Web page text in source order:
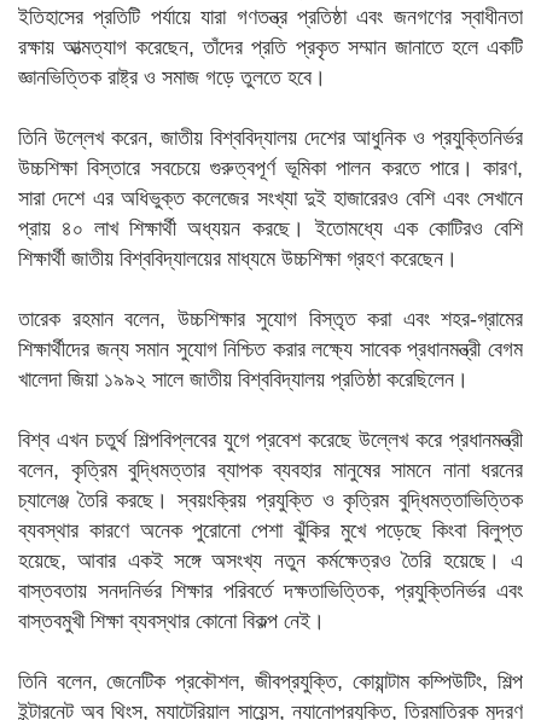
ইতিহাসের প্রতিটি পর্যায়ে যারা গণতন্ত্র প্রতিষ্ঠা এবং জনগণের স্বাধীনতা
রক্ষায় আত্মত্যাগ করেছেন, তাঁদের প্রতি প্রকৃত সম্মান জানাতে হলে একটি
জ্ঞানভিত্তিক রাষ্ট্র ও সমাজ গড়ে তুলতে হবে।
তিনি উল্লেখ করেন, জাতীয় বিশ্ববিদ্যালয় দেশের আধুনিক ও প্রযুক্তিনির্ভর
উচ্চশিক্ষা বিস্তারে সবচেয়ে গুরুত্বপূর্ণ ভূমিকা পালন করতে পারে। কারণ,
সারা দেশে এর অধিভুক্ত কলেজের সংখ্যা দুই হাজারেরও বেশি এবং সেখানে
প্রায় ৪০ লাখ শিক্ষার্থী অধ্যয়ন করছে। ইতোমধ্যে এক কোটিরও বেশি
শিক্ষার্থী জাতীয় বিশ্ববিদ্যালয়ের মাধ্যমে উচ্চশিক্ষা গ্রহণ করেছেন।
তারেক রহমান বলেন, উচ্চশিক্ষার সুযোগ বিস্তৃত করা এবং শহর-গ্রামের
শিক্ষার্থীদের জন্য সমান সুযোগ নিশ্চিত করার লক্ষ্যে সাবেক প্রধানমন্ত্রী বেগম
খালেদা জিয়া ১৯৯২ সালে জাতীয় বিশ্ববিদ্যালয় প্রতিষ্ঠা করেছিলেন।
বিশ্ব এখন চতুর্থ শিল্পবিপ্লবের যুগে প্রবেশ করেছে উল্লেখ করে প্রধানমন্ত্রী
বলেন, কৃত্রিম বুদ্ধিমত্তার ব্যাপক ব্যবহার মানুষের সামনে নানা ধরনের
চ্যালেঞ্জ তৈরি করছে। স্বয়ংক্রিয় প্রযুক্তি ও কৃত্রিম বুদ্ধিমত্তাভিত্তিক
ব্যবস্থার কারণে অনেক পুরোনো পেশা ঝুঁকির মুখে পড়েছে কিংবা বিলুপ্ত
হয়েছে, আবার একই সঙ্গে অসংখ্য নতুন কর্মক্ষেত্রও তৈরি হয়েছে। এ
বাস্তবতায় সনদনির্ভর শিক্ষার পরিবর্তে দক্ষতাভিত্তিক, প্রযুক্তিনির্ভর এবং
বাস্তবমুখী শিক্ষা ব্যবস্থার কোনো বিকল্প নেই।
তিনি বলেন, জেনেটিক প্রকৌশল, জীবপ্রযুক্তি, কোয়ান্টাম কম্পিউটিং, শিল্প
ইন্টারনেট অব থিংস, ম্যাটেরিয়াল সায়েন্স, ন্যানোপ্রযুক্তি, ত্রিমাত্রিক মুদ্রণ